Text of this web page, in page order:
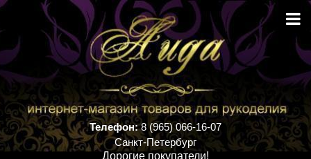
Телефон:8 (965) 066-16-07
Санкт-Петербург
Дорогие покупатели!